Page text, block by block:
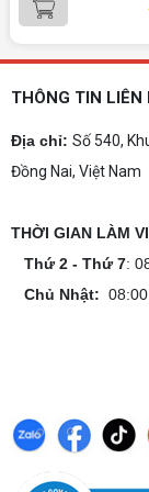
THÔNG TIN LIÊN
Địa chỉ: Số 540,
Đồng Nai, Việt Nam
THỜI GIAN LÀM
Thứ 2 - Thứ 7:
Chủ Nhật: